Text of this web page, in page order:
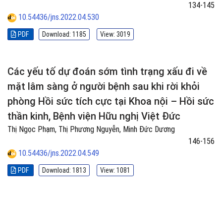
134-145
10.54436/jns.2022.04.530
PDF Download: 1185 View: 3019
Các yếu tố dự đoán sớm tình trạng xấu đi về
mặt lâm sàng ở người bệnh sau khi rời khỏi
phòng Hồi sức tích cực tại Khoa nội – Hồi sức
thần kinh, Bệnh viện Hữu nghị Việt Đức
Thị Ngọc Phạm, Thị Phương Nguyễn, Minh Đức Dương
146-156
10.54436/jns.2022.04.549
PDF Download: 1813 View: 1081